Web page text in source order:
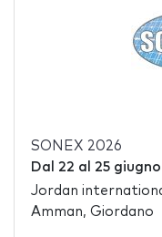
SONEX 2026
Dal 22 al 25
Jordan
Amman, Giordano